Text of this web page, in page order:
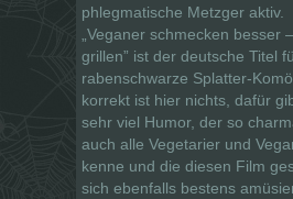
phlegmatische Metzger aktiv.
„Veganer schmecken besser
grillen” ist der deutsche Titel
rabenschwarze Splatter-
korrekt ist hier nichts, dafür
sehr viel Humor, der so
auch alle Vegetarier und
kenne und die diesen Film
sich ebenfalls bestens